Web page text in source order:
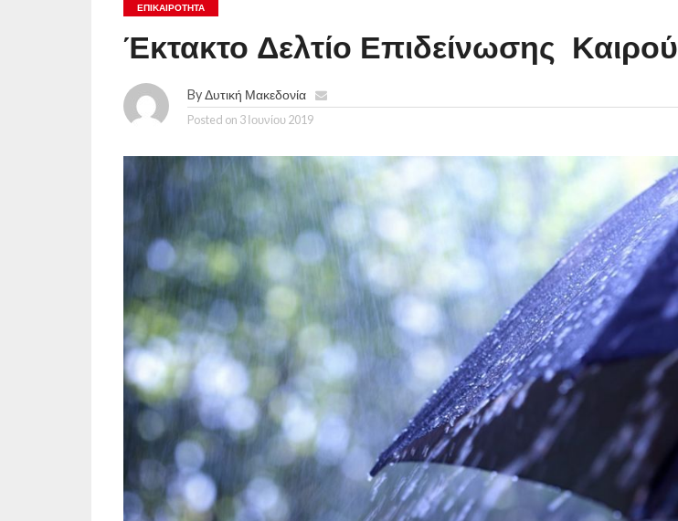
ΕΠΙΚΑΙΡΟΤΗΤΑ
Έκτακτο Δελτίο Επιδείνωσης Καιρού
ByΔυτική Μακεδονία
Posted on 3 Ιουνίου 2019